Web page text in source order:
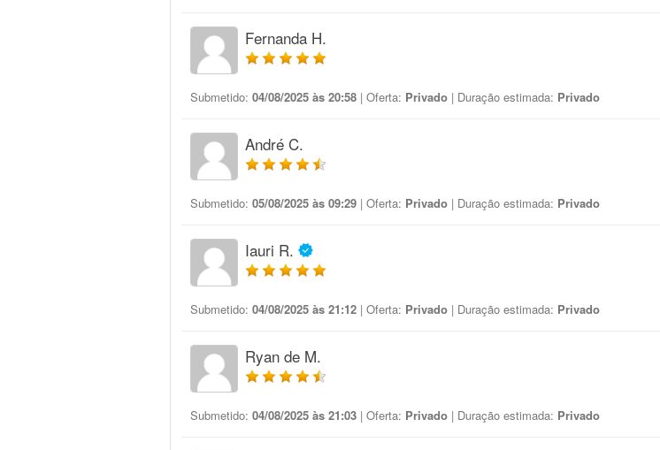
Fernanda H.
Submetido: 04/08/2025 às 20:58 | Oferta: Privado | Duração estimada: Privado
André C.
Submetido: 05/08/2025 às 09:29 | Oferta: Privado | Duração estimada: Privado
Iauri R.
Submetido: 04/08/2025 às 21:12 | Oferta: Privado | Duração estimada: Privado
Ryan de M.
Submetido: 04/08/2025 às 21:03 | Oferta: Privado | Duração estimada: Privado